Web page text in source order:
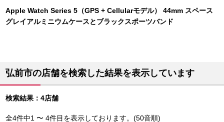
Apple Watch Series 5（GPS + Cellularモデル） 44mm スペース
グレイアルミニウムケースとブラックスポーツバンド
弘前市の店舗を検索した結果を表示しています
検索結果：4店舗
全4件中1 〜 4件目を表示しております。(50音順)